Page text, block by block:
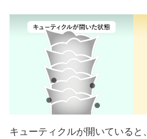
キューティクルが開いていると、